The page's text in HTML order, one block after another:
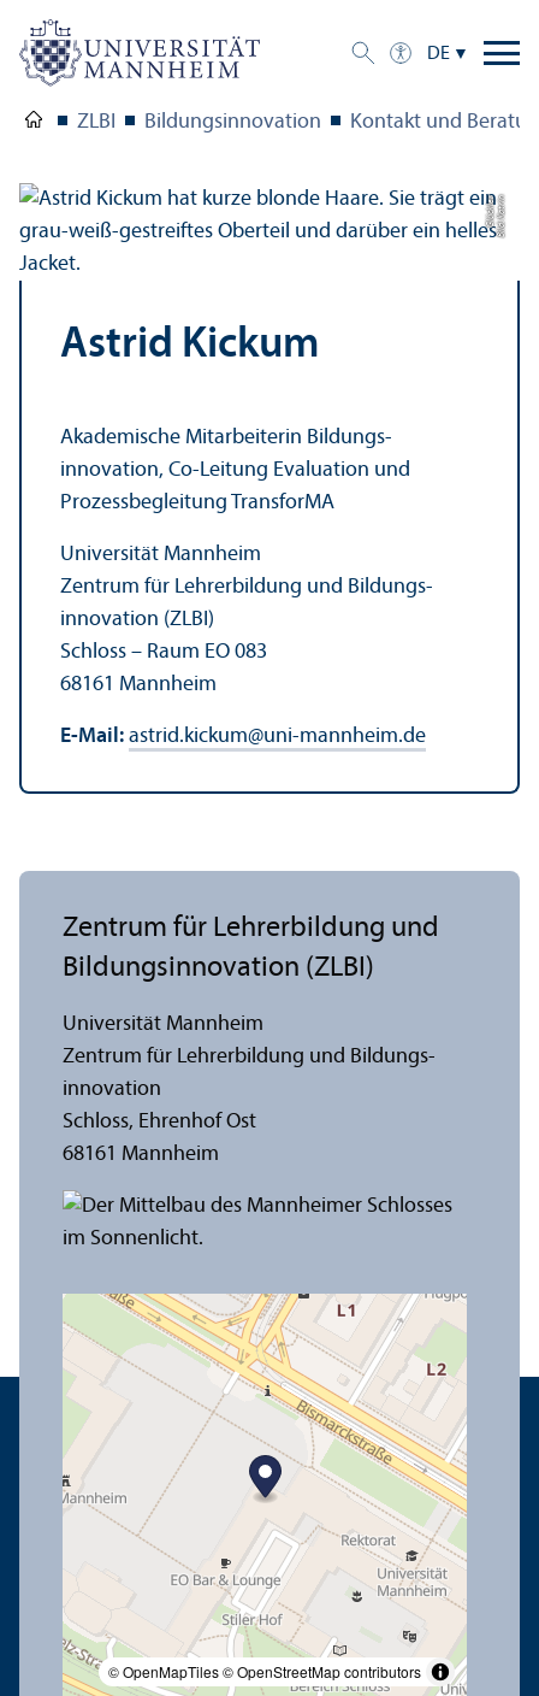
DE
ZLBI Bildungs­innovation Kontakt und
Bil
d:
K
a
t
ri
n
Gl
ü
c
kl
e
r
Astrid Kickum
Akademische Mitarbeiterin Bildungs­
innovation, Co-Leitung Evaluation und
Prozess­begleitung Trans­forMA
Universität Mannheim
Zentrum für Lehr­erbildung und Bildungs­
innovation (ZLBI)
Schloss – Raum EO 083
68161 Mannheim
E-Mail: astrid.kickum@uni-mannheim.de
© OpenMapTiles© OpenStreetMap contributors
Zentrum für Lehr­erbildung und
Bildungs­innovation (ZLBI)
Universität Mannheim
Zentrum für Lehr­erbildung und Bildungs­
innovation
Schloss, Ehrenhof Ost
68161 Mannheim